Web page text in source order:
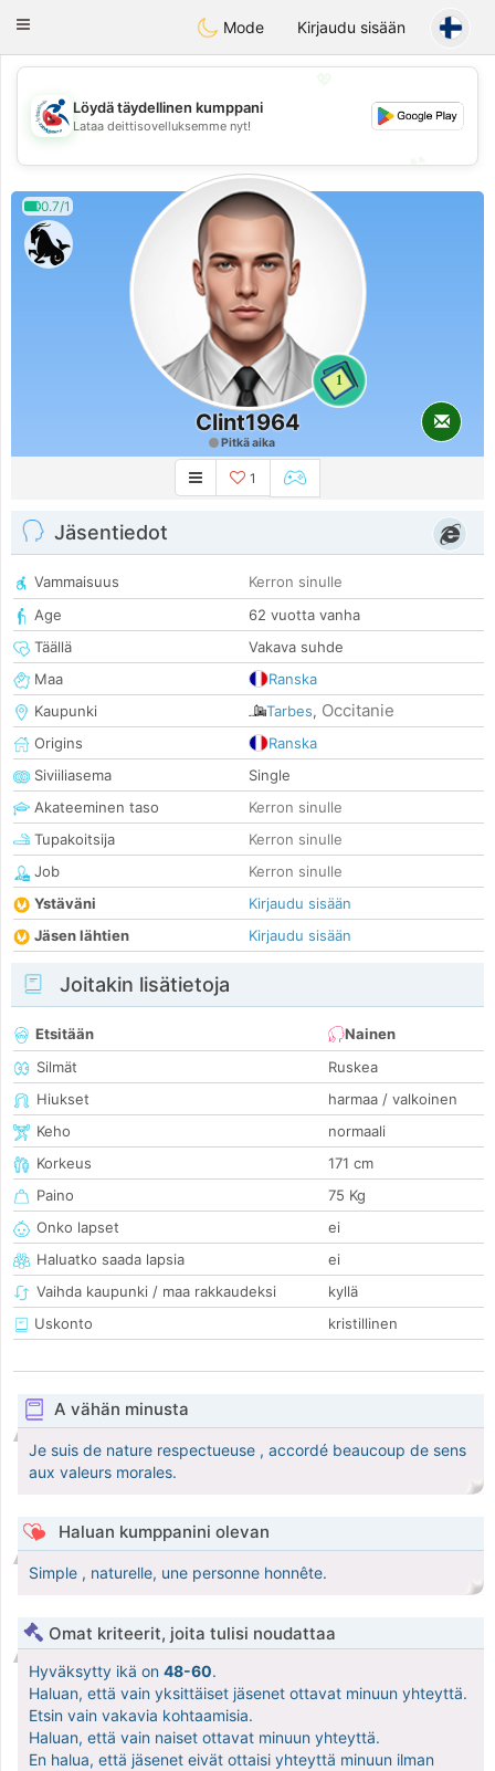
Handi Space
Toggle
Mode Kirjaudu sisään
💖
💕
Löydä täydellinen kumppani
Lataa deittisovelluksemme nyt!
0.7/1
1
Clint1964
Pitkä aika
1
Jäsentiedot
Vammaisuus
Kerron sinulle
Age
62 vuotta vanha
Täällä
Vakava suhde
Maa
Ranska
Kaupunki
Tarbes, Occitanie
Origins
Ranska
Siviiliasema
Single
Akateeminen taso
Kerron sinulle
Tupakoitsija
Kerron sinulle
Job
Kerron sinulle
Ystäväni
Kirjaudu sisään
Jäsen lähtien
Kirjaudu sisään
Joitakin lisätietoja
Etsitään
Nainen
Silmät
Ruskea
Hiukset
harmaa / valkoinen
Keho
normaali
Korkeus
171 cm
Paino
75 Kg
Onko lapset
ei
Haluatko saada lapsia
ei
Vaihda kaupunki / maa rakkaudeksi
kyllä
Uskonto
kristillinen
A vähän minusta
Je suis de nature respectueuse , accordé beaucoup de sens
aux valeurs morales.
Haluan kumppanini olevan
Simple , naturelle, une personne honnête.
Omat kriteerit, joita tulisi noudattaa
Hyväksytty ikä on 48-60.
Haluan, että vain yksittäiset jäsenet ottavat minuun yhteyttä.
Etsin vain vakavia kohtaamisia.
Haluan, että vain naiset ottavat minuun yhteyttä.
En halua, että jäsenet eivät ottaisi yhteyttä minuun ilman